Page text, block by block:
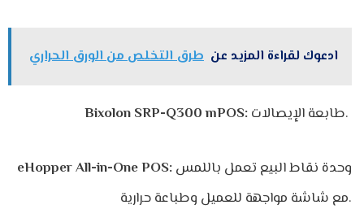
ادعوك لقراءة المزيد عن طرق التخلص من الورق الحراري
Bixolon SRP-Q300 mPOS: طابعة الإيصالات.
eHopper All-in-One POS:
مع شاشة مواجهة للعميل وطباعة حرارية.